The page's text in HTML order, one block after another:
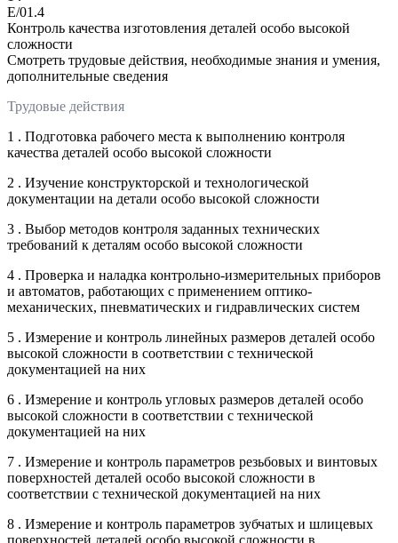
E/01.4
Контроль качества изготовления деталей особо высокой
сложности
Смотреть трудовые действия, необходимые знания и умения,
дополнительные сведения
Трудовые действия
1 . Подготовка рабочего места к выполнению контроля
качества деталей особо высокой сложности
2 . Изучение конструкторской и технологической
документации на детали особо высокой сложности
3 . Выбор методов контроля заданных технических
требований к деталям особо высокой сложности
4 . Проверка и наладка контрольно-измерительных приборов
и автоматов, работающих с применением оптико-
механических, пневматических и гидравлических систем
5 . Измерение и контроль линейных размеров деталей особо
высокой сложности в соответствии с технической
документацией на них
6 . Измерение и контроль угловых размеров деталей особо
высокой сложности в соответствии с технической
документацией на них
7 . Измерение и контроль параметров резьбовых и винтовых
поверхностей деталей особо высокой сложности в
соответствии с технической документацией на них
8 . Измерение и контроль параметров зубчатых и шлицевых
поверхностей деталей особо высокой сложности в